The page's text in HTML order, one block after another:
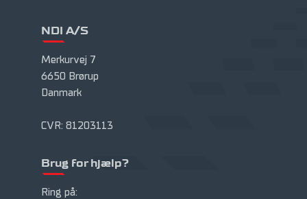
NDI A/S
Merkurvej 7
6650 Brørup
Danmark
CVR: 81203113
Brug for hjælp?
Ring på: